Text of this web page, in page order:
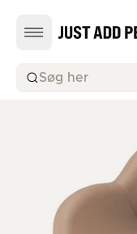
Søg her